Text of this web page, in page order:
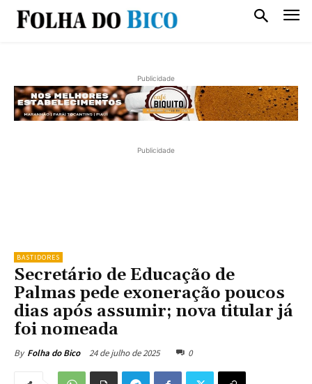
Publicidade
Publicidade
BASTIDORES
Secretário de Educação de
Palmas pede exoneração poucos
dias após assumir; nova titular já
foi nomeada
By Folha do Bico 24 de julho de 2025 0